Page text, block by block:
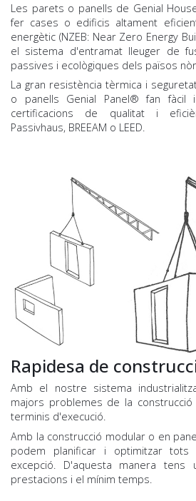
Les parets o panells de Genial
fer cases o edificis altament
energètic (NZEB: Near Zero Energy
el sistema d'entramat lleuger de
passives i ecològiques dels països
La gran resistència tèrmica i
o panells Genial Panel® fan fàcil i
certificacions de qualitat i
Passivhaus, BREEAM o LEED.
Rapidesa de
Amb el nostre sistema
majors problemes de la construcció
terminis d'execució.
Amb la construcció modular o en
podem planificar i optimitzar tots
excepció. D'aquesta manera tens
prestacions i el mínim temps.